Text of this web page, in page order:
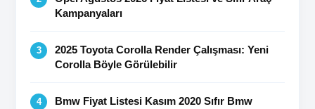
Kampanyaları
2025 Toyota Corolla Render Çalışması: Yeni
Corolla Böyle Görülebilir
Bmw Fiyat Listesi Kasım 2020 Sıfır Bmw